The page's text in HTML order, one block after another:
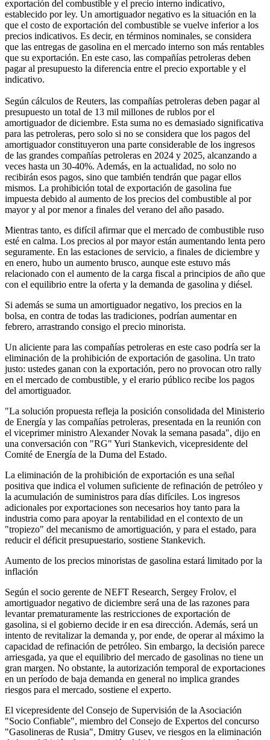
exportación del combustible y el precio interno indicativo,
establecido por ley. Un amortiguador negativo es la situación en la
que el costo de exportación del combustible se vuelve inferior a los
precios indicativos. Es decir, en términos nominales, se considera
que las entregas de gasolina en el mercado interno son más rentables
que su exportación. En este caso, las compañías petroleras deben
pagar al presupuesto la diferencia entre el precio exportable y el
indicativo.
Según cálculos de Reuters, las compañías petroleras deben pagar al
presupuesto un total de 13 mil millones de rublos por el
amortiguador de diciembre. Esta suma no es demasiado significativa
para las petroleras, pero solo si no se considera que los pagos del
amortiguador constituyeron una parte considerable de los ingresos
de las grandes compañías petroleras en 2024 y 2025, alcanzando a
veces hasta un 30-40%. Además, en la actualidad, no solo no
recibirán esos pagos, sino que también tendrán que pagar ellos
mismos. La prohibición total de exportación de gasolina fue
impuesta debido al aumento de los precios del combustible al por
mayor y al por menor a finales del verano del año pasado.
Mientras tanto, es difícil afirmar que el mercado de combustible ruso
esté en calma. Los precios al por mayor están aumentando lenta pero
seguramente. En las estaciones de servicio, a finales de diciembre y
en enero, hubo un aumento brusco, aunque este estuvo más
relacionado con el aumento de la carga fiscal a principios de año que
con el equilibrio entre la oferta y la demanda de gasolina y diésel.
Si además se suma un amortiguador negativo, los precios en la
bolsa, en contra de todas las tradiciones, podrían aumentar en
febrero, arrastrando consigo el precio minorista.
Un aliciente para las compañías petroleras en este caso podría ser la
eliminación de la prohibición de exportación de gasolina. Un trato
justo: ustedes ganan con la exportación, pero no provocan otro rally
en el mercado de combustible, y el erario público recibe los pagos
del amortiguador.
"La solución propuesta refleja la posición consolidada del Ministerio
de Energía y las compañías petroleras, presentada en la reunión con
el viceprimer ministro Alexander Novak la semana pasada", dijo en
una conversación con "RG" Yuri Stankevich, vicepresidente del
Comité de Energía de la Duma del Estado.
La eliminación de la prohibición de exportación es una señal
positiva que indica el volumen suficiente de refinación de petróleo y
la acumulación de suministros para días difíciles. Los ingresos
adicionales por exportaciones son necesarios hoy tanto para la
industria como para apoyar la rentabilidad en el contexto de un
"tropiezo" del mecanismo de amortiguación, y para el estado, para
reducir el déficit presupuestario, sostiene Stankevich.
Aumento de los precios minoristas de gasolina estará limitado por la
inflación
Según el socio gerente de NEFT Research, Sergey Frolov, el
amortiguador negativo de diciembre será una de las razones para
levantar prematuramente las restricciones de exportación de
gasolina, si el gobierno decide ir en esa dirección. Además, será un
intento de revitalizar la demanda y, por ende, de operar al máximo la
capacidad de refinación de petróleo. Sin embargo, la decisión parece
arriesgada, ya que el equilibrio del mercado de gasolinas no tiene un
gran margen. No obstante, la autorización temporal de exportaciones
en un período de baja demanda en general no implica grandes
riesgos para el mercado, sostiene el experto.
El vicepresidente del Consejo de Supervisión de la Asociación
"Socio Confiable", miembro del Consejo de Expertos del concurso
"Gasolineras de Rusia", Dmitry Gusev, ve riesgos en la eliminación